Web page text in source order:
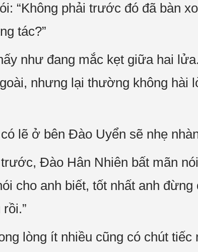
“Không phải trước đó đã bàn
tác?”
như đang mắc kẹt giữa hai
nhưng lại thường không hài
lẽ ở bên Đào Uyển sẽ nhẹ
Đào Hân Nhiên bất mãn
cho anh biết, tốt nhất anh
lòng ít nhiều cũng có chút tiếc